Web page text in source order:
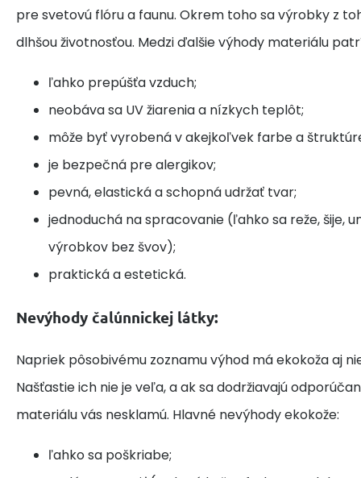
pre svetovú flóru a faunu. Okrem toho sa výrobky z
dlhšou životnosťou. Medzi ďalšie výhody materiálu
ľahko prepúšťa vzduch;
neobáva sa UV žiarenia a nízkych teplôt;
môže byť vyrobená v akejkoľvek farbe a
je bezpečná pre alergikov;
pevná, elastická a schopná udržať tvar;
jednoduchá na spracovanie (ľahko sa reže, šije,
výrobkov bez švov);
praktická a estetická.
Nevýhody čalúnnickej látky:
Napriek pôsobivému zoznamu výhod má ekokoža aj
Našťastie ich nie je veľa, a ak sa dodržiavajú
materiálu vás nesklamú. Hlavné nevýhody ekokože:
ľahko sa poškriabe;